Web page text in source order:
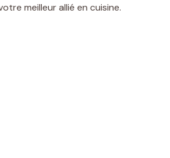
meilleur allié en cuisine.